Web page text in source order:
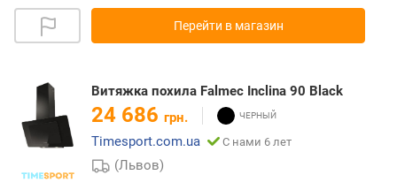
Перейти в магазин
Витяжка похила Falmec Inclina 90 Black
24 686 грн.
Timesport.com.ua
С нами 6 лет
(Львов)